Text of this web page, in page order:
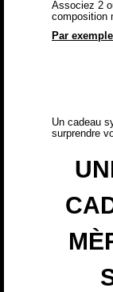
Associez 2
composition
Par
Un cadeau
surprendre